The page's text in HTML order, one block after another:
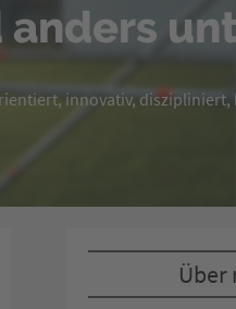
anders
innovativ, diszipliniert,
Über